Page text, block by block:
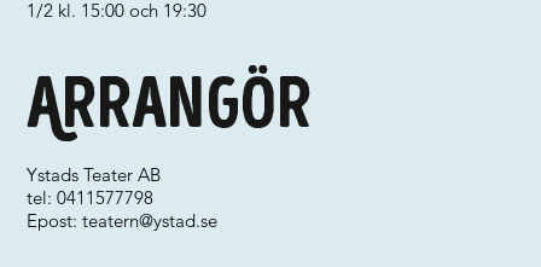
Arrangör
Ystads Teater AB
tel: 0411577798
Epost:teatern@ystad.se
1/2 kl. 15:00 och 19:30